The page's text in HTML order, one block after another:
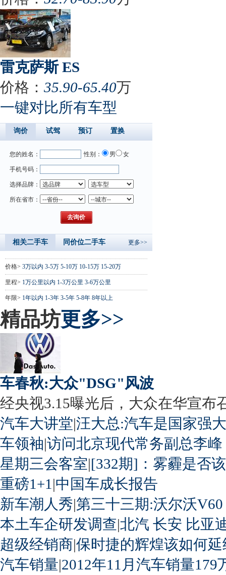
雷克萨斯 ES
价格： 35.90-65.40万
一键对比所有车型
询价 试驾 预订 置换
您的姓名： 性别： 男 女
手机号码：
选择品牌：
所在省市：
相关二手车 同价位二手车 更多>>
价格> 3万以内 3-5万 5-10万 10-15万 15-20万
里程> 1万公里以内 1-3万公里 3-6万公里
年限> 1年以内 1-3年 3-5年 5-8年 8年以上
精品坊更多>>
车春秋:大众"DSG"风波
经央视3.15曝光后，大众在华宣布
汽车大讲堂|汪大总:汽车是国家强
车领袖|访问北京现代常务副总李峰
星期三会客室|[332期]：雾霾是否
重磅1+1 |中国车成长报告
新车潮人秀|第三十三期:沃尔沃
本土车企研发调查|北汽 长安 比亚
超级经销商|保时捷的辉煌该如何延
汽车销量|2012年11月汽车销量179